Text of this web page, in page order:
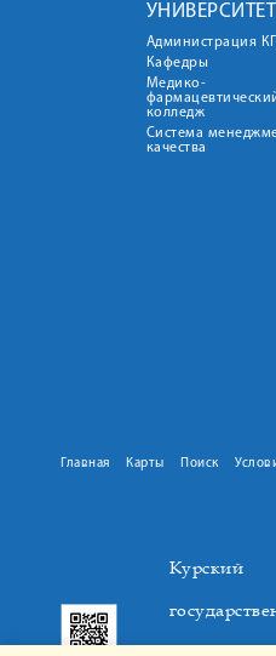
УНИВЕРСИТЕТ
Администрация
Кафедры
Медико-
колледж
Система
качества
Главная Карты Поиск
Курский